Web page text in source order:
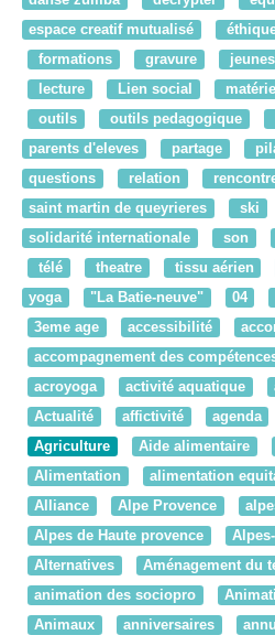
espace creatif mutualisé
formations
gravure jeunes
lecture
Lien social matériel
outils
outils pedagogique
parents d'eleves
partage
questions
relation
saint martin de queyrieres
ski
solidarité internationale
son
télé
theatre tissu aérien
yoga
"La Batie-neuve" 04
3eme age
accessibilité
accompagnement des
acroyoga
activité aquatique
Actualité
affictivité agenda
Agriculture
Aide alimentaire
Alimentation
alimentation
Alliance
Alpe Provence
Alpes de Haute provence
Alternatives
Aménagement du
animation des sociopro
Animaux
anniversaires